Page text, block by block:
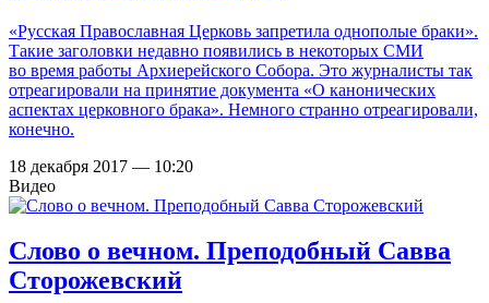
«Русская Православная Церковь запретила однополые браки».
Такие заголовки недавно появились в некоторых СМИ
во время работы Архиерейского Собора. Это журналисты так
отреагировали на принятие документа «О канонических
аспектах церковного брака». Немного странно отреагировали,
конечно.
18 декабря 2017 — 10:20
Видео
Слово о вечном. Преподобный Савва
Сторожевский